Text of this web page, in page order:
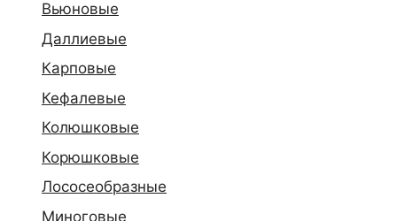
Вьюновые
Даллиевые
Карповые
Кефалевые
Колюшковые
Корюшковые
Лососеобразные
Миноговые